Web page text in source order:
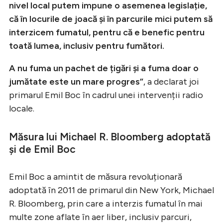
nivel local putem impune o asemenea legislație,
că în locurile de joacă și în parcurile mici putem să
interzicem fumatul, pentru că e benefic pentru
toată lumea, inclusiv pentru fumători.
A nu fuma un pachet de țigări și a fuma doar o
jumătate este un mare progres”, a declarat joi
primarul Emil Boc în cadrul unei intervenții radio
locale.
Măsura lui Michael R. Bloomberg adoptată
și de Emil Boc
Emil Boc a amintit de măsura revoluționară
adoptată în 2011 de primarul din New York, Michael
R. Bloomberg, prin care a interzis fumatul în mai
multe zone aflate în aer liber, inclusiv parcuri,